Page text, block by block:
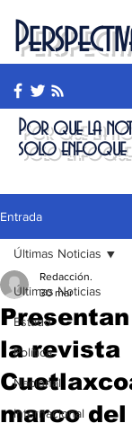
Por que la
solo enfoque
Entrada
Últimas Noticias
Estado
Política
Nacional
Internacional
Últimas Noticias
la revista
marco del
Redacción.
30 mar